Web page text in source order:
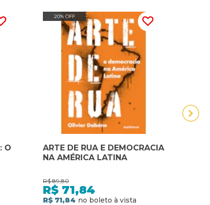
O
E
20% OFF
ARTE DE RUA E DEMOCRACIA
NA AMÉRICA LATINA
R$ 89,80
R$ 71,84
R$ 71,84